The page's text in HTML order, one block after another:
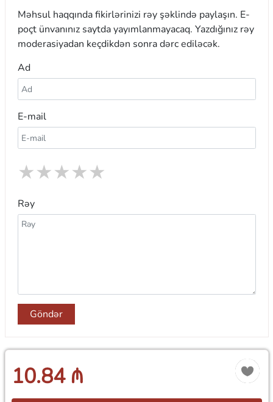
Məhsul haqqında fikirlərinizi rəy şəklində paylaşın. E-
poçt ünvanınız saytda yayımlanmayacaq. Yazdığınız rəy
moderasiyadan keçdikdən sonra dərc ediləcək.
Ad
E-mail
★
★
★
★
★
Rəy
Göndər
10.84 ₼